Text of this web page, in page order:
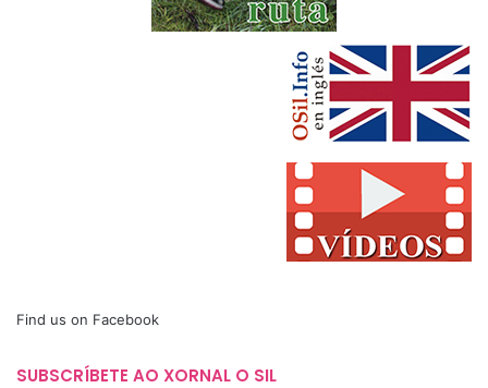
Find us on Facebook
SUBSCRÍBETE AO XORNAL O SIL